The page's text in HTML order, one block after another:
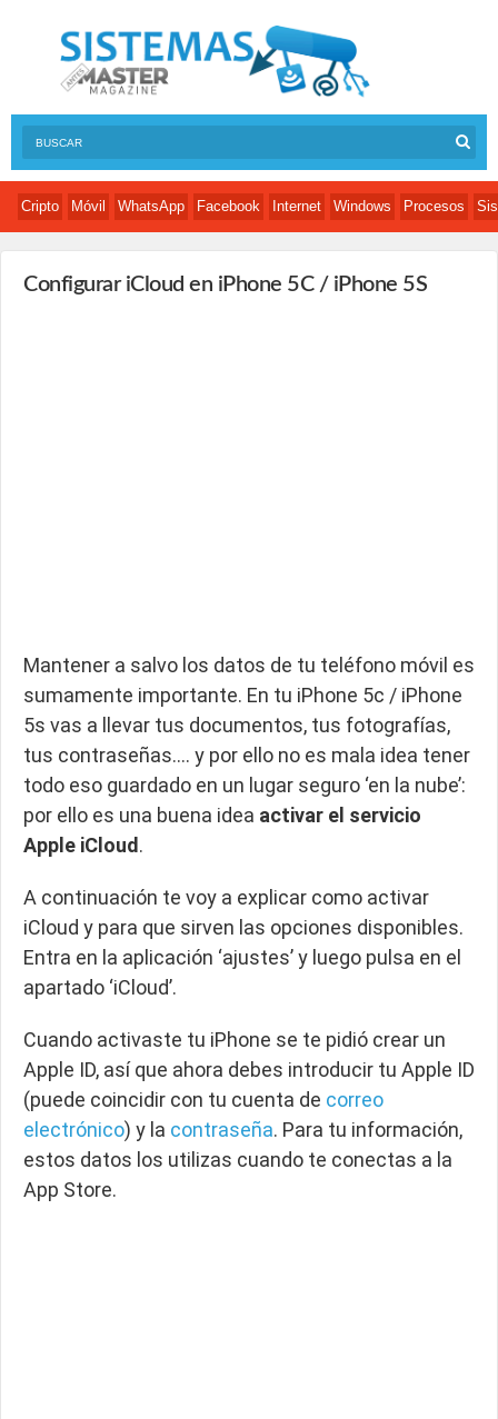
Cripto Móvil WhatsApp Facebook Internet Windows Procesos
Configurar iCloud en iPhone 5C / iPhone 5S
Mantener a salvo los datos de tu teléfono móvil es
sumamente importante. En tu iPhone 5c / iPhone
5s vas a llevar tus documentos, tus fotografías,
tus contraseñas…. y por ello no es mala idea tener
todo eso guardado en un lugar seguro ‘en la nube’:
por ello es una buena idea activar el servicio
Apple iCloud .
A continuación te voy a explicar como activar
iCloud y para que sirven las opciones disponibles.
Entra en la aplicación ‘ajustes’ y luego pulsa en el
apartado ‘iCloud’.
Cuando activaste tu iPhone se te pidió crear un
Apple ID, así que ahora debes introducir tu Apple ID
(puede coincidir con tu cuenta de correo
electrónico) y la contraseña. Para tu información,
estos datos los utilizas cuando te conectas a la
App Store.